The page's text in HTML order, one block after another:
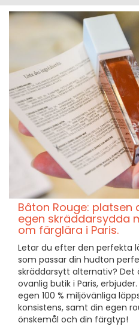
Bâton Rouge: platsen
egen skräddarsydda
om färglära i Paris.
Letar du efter den perfekta
som passar din hudton
skräddarsytt alternativ? Det
ovanlig butik i Paris,
egen 100 % miljövänliga
konsistens, samt din egen
önskemål och din färgtyp!